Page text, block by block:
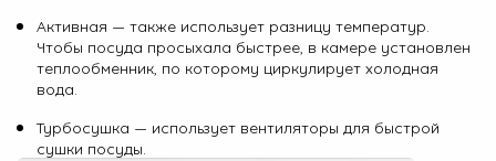
Активная — также использует разницу температур.
Чтобы посуда просыхала быстрее, в камере установлен
теплообменник, по которому циркулирует холодная
вода.
Турбосушка — использует вентиляторы для быстрой
сушки посуды.